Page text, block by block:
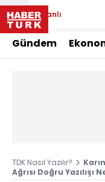
Canlı
Gündem
TDK Nasıl Yazılır?
Ağrısı Doğru Yazılışı